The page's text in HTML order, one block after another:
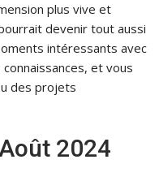
plus vive et
devenir tout aussi
intéressants avec
et vous
des projets
2024